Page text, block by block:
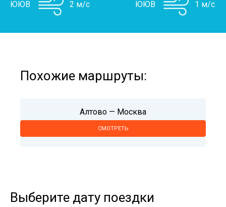
ЮЮВ 2 м/с ЮЮВ 1 м/с
Похожие маршруты:
Алтово — Москва
СМОТРЕТЬ
Выберите дату поездки